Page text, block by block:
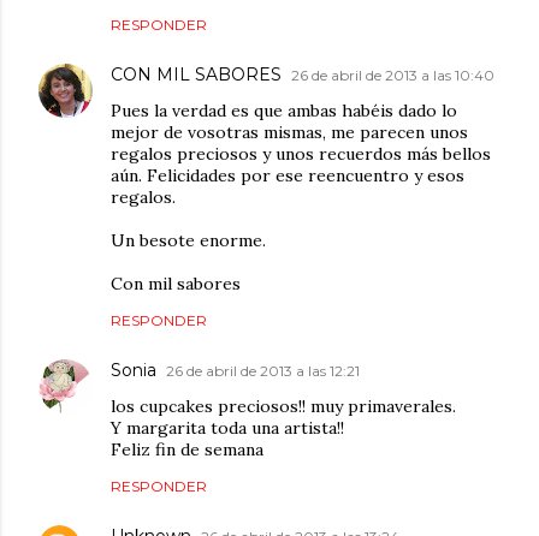
RESPONDER
CON MIL SABORES 26 de abril de 2013 a las 10:40
Pues la verdad es que ambas habéis dado lo
mejor de vosotras mismas, me parecen unos
regalos preciosos y unos recuerdos más bellos
aún. Felicidades por ese reencuentro y esos
regalos.
Un besote enorme.
Con mil sabores
RESPONDER
Sonia 26 de abril de 2013 a las 12:21
los cupcakes preciosos!! muy primaverales.
Y margarita toda una artista!!
Feliz fin de semana
RESPONDER